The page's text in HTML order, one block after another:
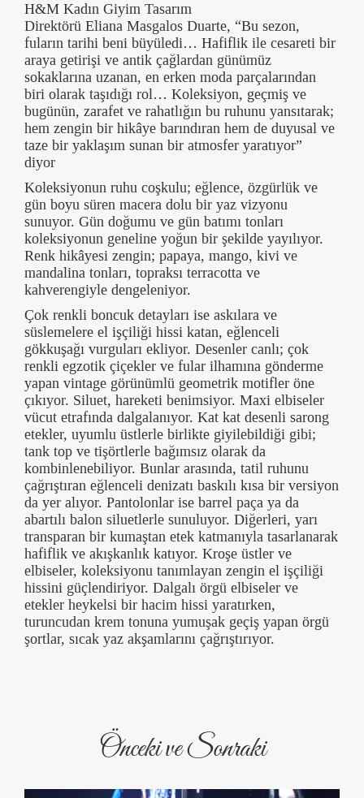
H&M Kadın Giyim Tasarım
Direktörü Eliana Masgalos Duarte, “Bu sezon,
fuların tarihi beni büyüledi… Hafiflik ile cesareti bir
araya getirişi ve antik çağlardan günümüz
sokaklarına uzanan, en erken moda parçalarından
biri olarak taşıdığı rol… Koleksiyon, geçmiş ve
bugünün, zarafet ve rahatlığın bu ruhunu yansıtarak;
hem zengin bir hikâye barındıran hem de duyusal ve
taze bir yaklaşım sunan bir atmosfer yaratıyor”
diyor
Koleksiyonun ruhu coşkulu; eğlence, özgürlük ve
gün boyu süren macera dolu bir yaz vizyonu
sunuyor. Gün doğumu ve gün batımı tonları
koleksiyonun geneline yoğun bir şekilde yayılıyor.
Renk hikâyesi zengin; papaya, mango, kivi ve
mandalina tonları, topraksı terracotta ve
kahverengiyle dengeleniyor.
Çok renkli boncuk detayları ise askılara ve
süslemelere el işçiliği hissi katan, eğlenceli
gökkuşağı vurguları ekliyor. Desenler canlı; çok
renkli egzotik çiçekler ve fular ilhamına gönderme
yapan vintage görünümlü geometrik motifler öne
çıkıyor. Siluet, hareketi benimsiyor. Maxi elbiseler
vücut etrafında dalgalanıyor. Kat kat desenli sarong
etekler, uyumlu üstlerle birlikte giyilebildiği gibi;
tank top ve tişörtlerle bağımsız olarak da
kombinlenebiliyor. Bunlar arasında, tatil ruhunu
çağrıştıran eğlenceli denizatı baskılı kısa bir versiyon
da yer alıyor. Pantolonlar ise barrel paça ya da
abartılı balon siluetlerle sunuluyor. Diğerleri, yarı
transparan bir kumaştan etek katmanıyla tasarlanarak
hafiflik ve akışkanlık katıyor. Kroşe üstler ve
elbiseler, koleksiyonu tanımlayan zengin el işçiliği
hissini güçlendiriyor. Dalgalı örgü elbiseler ve
etekler heykelsi bir hacim hissi yaratırken,
turuncudan krem tonuna yumuşak geçiş yapan örgü
şortlar, sıcak yaz akşamlarını çağrıştırıyor.
Önceki ve Sonraki